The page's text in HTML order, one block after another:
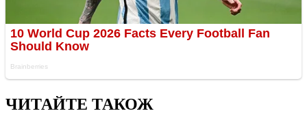
ЧИТАЙТЕ ТАКОЖ